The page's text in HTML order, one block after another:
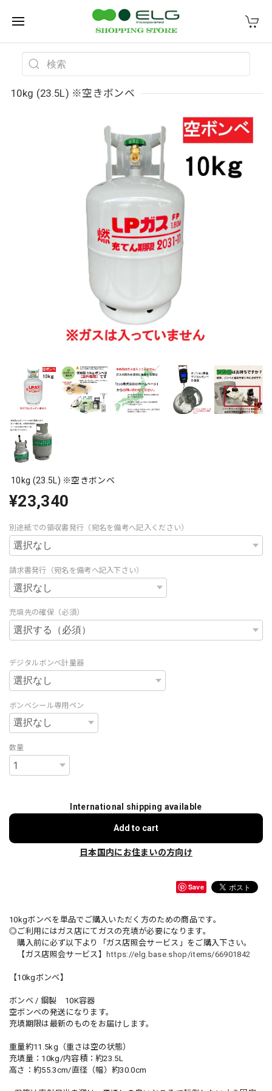
10kg (23.5L) ※空きボンベ
10kg (23.5L) ※空きボンベ
¥23,340
別途紙での領収書発行（宛名を備考へ記入ください）
請求書発行（宛名を備考へ記入下さい）
充填先の確保（必須）
デジタルボンベ計量器
ボンベシール専用ペン
数量
International shipping available
Add to cart
日本国内にお住まいの方向け
Save
10kgボンベを単品でご購入いただく方のための商品です。
◎ご利用にはガス店にてガスの充填が必要になります。
購入前に必ず以下より「ガス店照会サービス」をご購入下さい。
【ガス店照会サービス】
https://elg.base.shop/items/66901842
【10kgボンベ】
ボンベ / 鋼製 10K容器
空ボンベの発送になります。
充填期限は最新のものをお届けします。
重量約11.5kg（重さは空の状態）
充填量：10kg/内容積：約23.5L
高さ：約55.3cm/直径（幅）約30.0cm